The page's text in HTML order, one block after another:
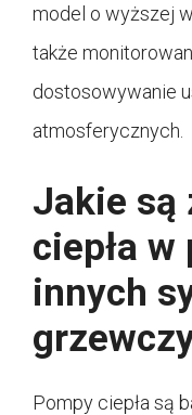
model o wyższej
także
dostosowywanie
atmosferycznych.
Jakie są
ciepła
innych
Pompy ciepła są